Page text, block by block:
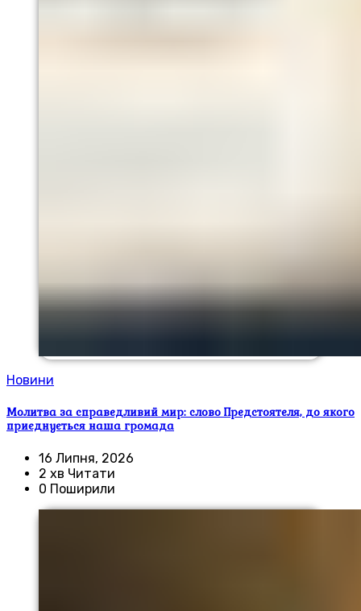
Новини
Молитва за справедливий мир: слово Предстоятеля, до якого
приєднується наша громада
16 Липня, 2026
2 хв Читати
0 Поширили